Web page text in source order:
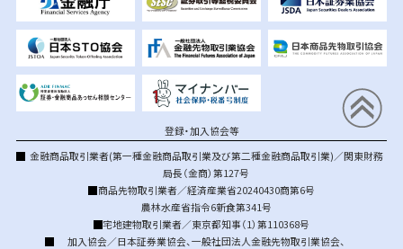
登録・加入協会等
金融商品取引業者(第一種金融商品取引業及び第二種金融商品取引業)／関東財務
局長（金商）第127号
商品先物取引業者／経済産業省20240430商第6号
農林水産省指令6新食第341号
宅地建物取引業者／東京都知事（1）第110368号
加入協会／日本証券業協会、 一般社団法人金融先物取引業協会、